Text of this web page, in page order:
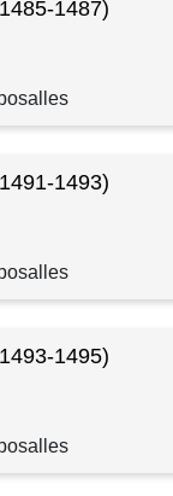
1487)
1493)
1495)